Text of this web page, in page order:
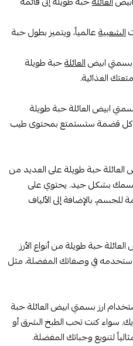
الشعبيةعالمياً، ويتميز بطول حبة
ابيضالعائلةحبة طويلة
ابيض العائلة حبة طويلة
كل قضمة ستستمتع بمحتوى طيب
العائلة حبة طويلة على العديد من
جسمك بشكل جيد. يحتوي على
للجسم، بالإضافة إلى الألياف
حبة طويلة من أنواع الأرز
في وصفاتك المفضلة، مثل
ارز بسمتي ابيض العائلة حبة
سواء كنت تحب الطبخ الشرق أو
لتنويع وجباتك المفضلة.